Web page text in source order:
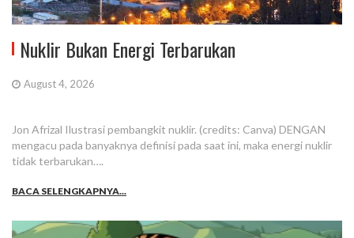
Nuklir Bukan Energi Terbarukan
August 4, 2026
Jon Afrizal Ilustrasi pembangkit nuklir. (credits: Canva) DENGAN
mengacu pada banyaknya definisi pada saat ini, maka energi nuklir
tidak terbarukan….
BACA SELENGKAPNYA...